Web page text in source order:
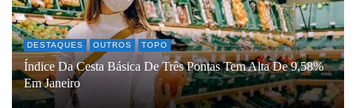
DESTAQUES OUTROS TOPO
Índice Da Cesta Básica De Três Pontas Tem Alta De 9,58%
Em Janeiro